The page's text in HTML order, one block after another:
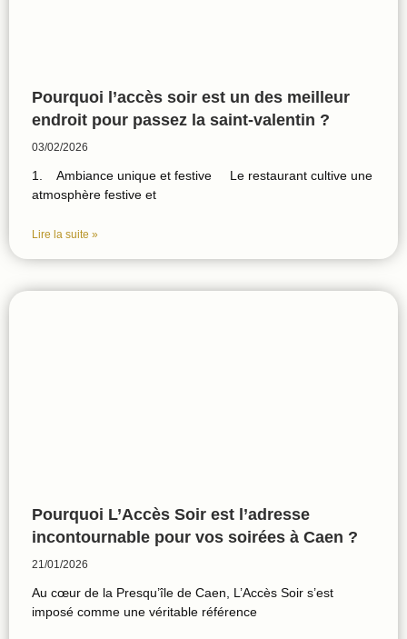
Pourquoi l’accès soir est un des meilleur
endroit pour passez la saint-valentin ?
03/02/2026
1. Ambiance unique et festive Le restaurant cultive une
atmosphère festive et
Lire la suite »
Pourquoi L’Accès Soir est l’adresse
incontournable pour vos soirées à Caen ?
21/01/2026
Au cœur de la Presqu’île de Caen, L’Accès Soir s’est
imposé comme une véritable référence